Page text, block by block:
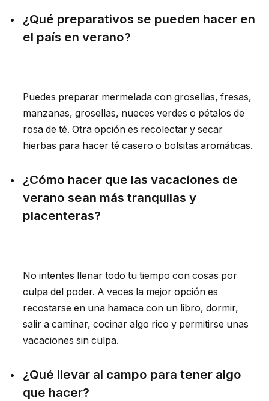
¿Qué preparativos se pueden hacer en
el país en verano?
Puedes preparar mermelada con grosellas, fresas,
manzanas, grosellas, nueces verdes o pétalos de
rosa de té. Otra opción es recolectar y secar
hierbas para hacer té casero o bolsitas aromáticas.
¿Cómo hacer que las vacaciones de
verano sean más tranquilas y
placenteras?
No intentes llenar todo tu tiempo con cosas por
culpa del poder. A veces la mejor opción es
recostarse en una hamaca con un libro, dormir,
salir a caminar, cocinar algo rico y permitirse unas
vacaciones sin culpa.
¿Qué llevar al campo para tener algo
que hacer?